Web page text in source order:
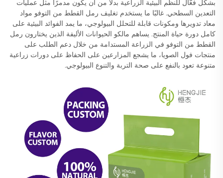
بشكل فعّال للنظم البيئية الزراعية بدلاً من أن يكون مدمرًا مثل عمليات
التعدين السطحي. غالبًا ما يستخدم تغليف رمل القطط من التوفو مواد
معاد تدويرها ومكونات قابلة للتحلل البيولوجي، ما يمد الفوائد البيئية على
كامل دورة حياة المنتج. يساهم مالكو الحيوانات الأليفة الذين يختارون رمل
القطط من التوفو في الزراعة المستدامة من خلال دعم الطلب على
منتجات فول الصويا، ما يشجع المزارعين على الحفاظ على دورات زراعية
متنوعة تعود بالنفع على صحة التربة والتنوع البيولوجي.